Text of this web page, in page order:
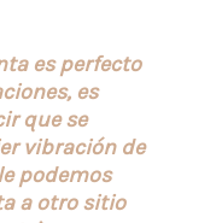
es perfecto
es
que se
vibración de
podemos
a otro sitio